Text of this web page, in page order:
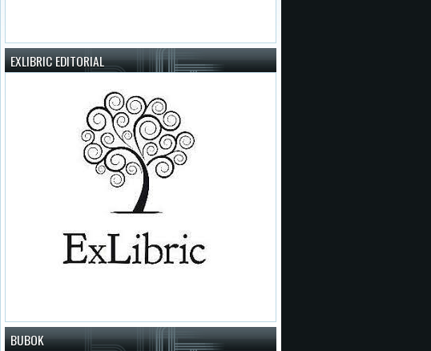
EXLIBRIC EDITORIAL
BUBOK